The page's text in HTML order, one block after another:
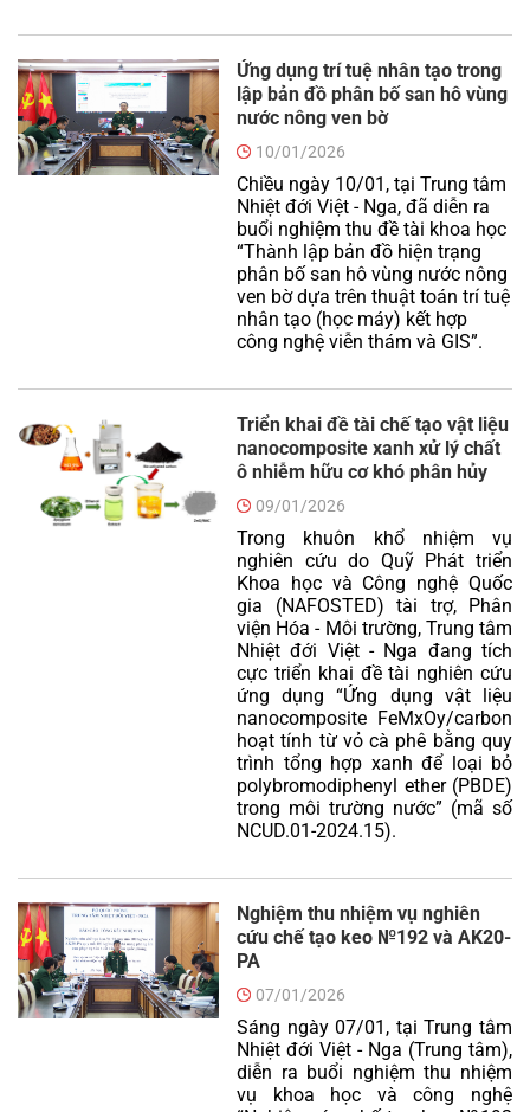
Ứng dụng trí tuệ nhân tạo trong
lập bản đồ phân bố san hô vùng
nước nông ven bờ
10/01/2026
Chiều ngày 10/01, tại Trung tâm
Nhiệt đới Việt - Nga, đã diễn ra
buổi nghiệm thu đề tài khoa học
“Thành lập bản đồ hiện trạng
phân bố san hô vùng nước nông
ven bờ dựa trên thuật toán trí tuệ
nhân tạo (học máy) kết hợp
công nghệ viễn thám và GIS”.
Triển khai đề tài chế tạo vật liệu
nanocomposite xanh xử lý chất
ô nhiễm hữu cơ khó phân hủy
09/01/2026
Trong khuôn khổ nhiệm vụ
nghiên cứu do Quỹ Phát triển
Khoa học và Công nghệ Quốc
gia (NAFOSTED) tài trợ, Phân
viện Hóa - Môi trường, Trung tâm
Nhiệt đới Việt - Nga đang tích
cực triển khai đề tài nghiên cứu
ứng dụng “Ứng dụng vật liệu
nanocomposite FeMxOy/carbon
hoạt tính từ vỏ cà phê bằng quy
trình tổng hợp xanh để loại bỏ
polybromodiphenyl ether (PBDE)
trong môi trường nước” (mã số
NCUD.01-2024.15).
Nghiệm thu nhiệm vụ nghiên
cứu chế tạo keo №192 và AK20-
PA
07/01/2026
Sáng ngày 07/01, tại Trung tâm
Nhiệt đới Việt - Nga (Trung tâm),
diễn ra buổi nghiệm thu nhiệm
vụ khoa học và công nghệ